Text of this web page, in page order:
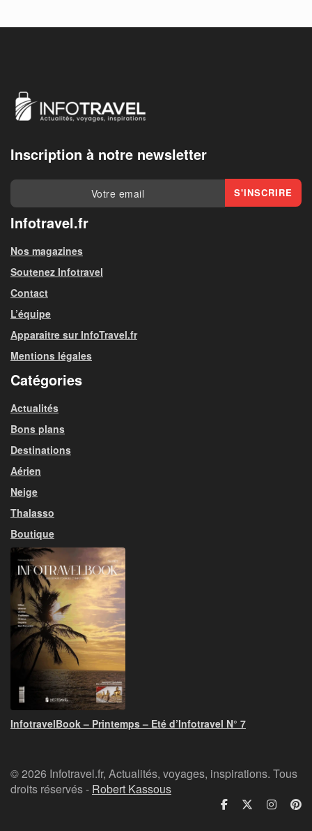
Inscription à notre newsletter
Infotravel.fr
Nos magazines
Soutenez Infotravel
Contact
L’équipe
Apparaitre sur InfoTravel.fr
Mentions légales
Catégories
Actualités
Bons plans
Destinations
Aérien
Neige
Thalasso
Boutique
InfotravelBook – Printemps – Eté d’Infotravel N° 7
© 2026 Infotravel.fr, Actualités, voyages, inspirations. Tous
droits réservés - Robert Kassous